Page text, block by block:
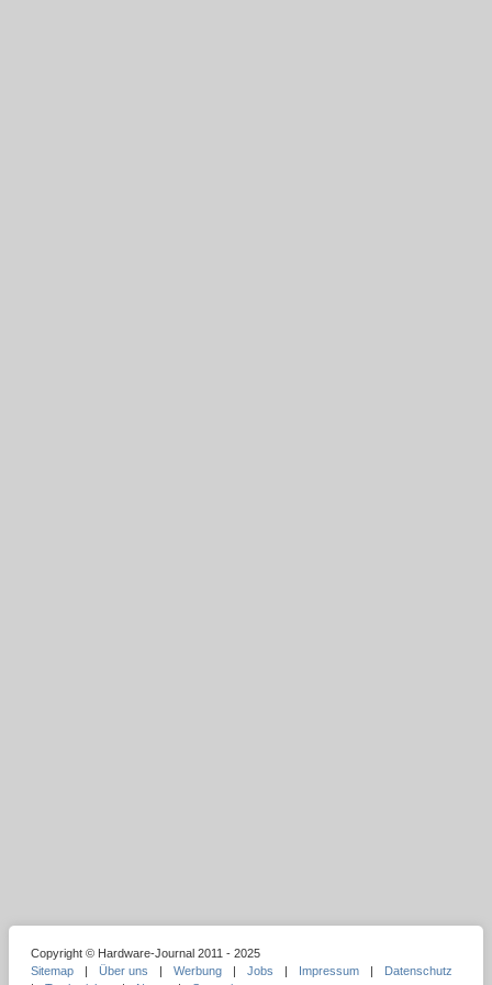
Copyright © Hardware-Journal 2011 - 2025
Sitemap
| Über uns | Werbung | Jobs | Impressum |
Datenschutz